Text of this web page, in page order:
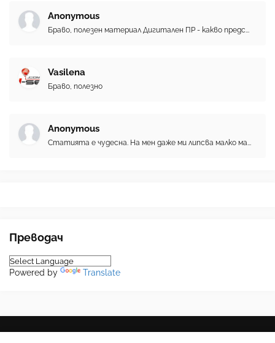
Anonymous
Браво, полезен материал Дигитален ПР - какво предс...
Vasilena
Браво, полезно
Anonymous
Статията е чудесна. На мен даже ми липсва малко ма...
Преводач
Powered by Translate